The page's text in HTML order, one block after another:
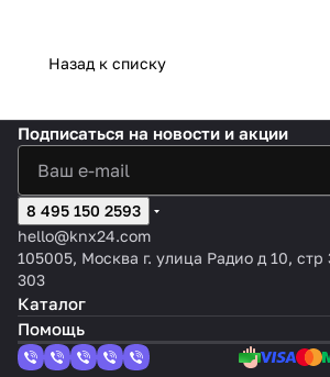
Назад к списку
Подписаться на новости и акции
8 495 150 2593
hello@knx24.com
105005, Москва г. улица Радио д 10, стр
303
Каталог
Помощь